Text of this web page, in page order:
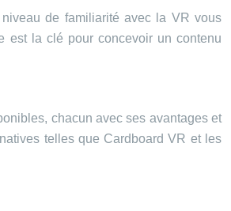
de familiarité avec la VR vous
est la clé pour concevoir un contenu
chacun avec ses avantages et
telles que Cardboard VR et les